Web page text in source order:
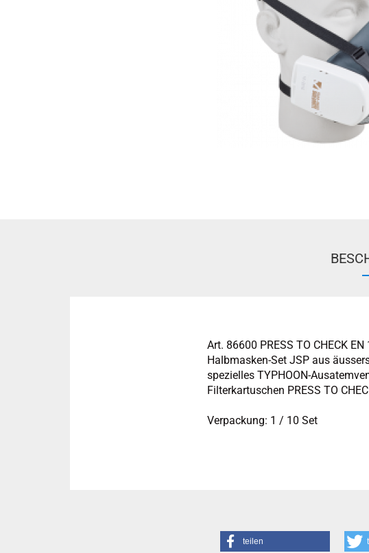
Art. 86600 PRESS TO CHECK EN
Halbmasken-Set JSP aus
spezielles TYPHOON-
Filterkartuschen PRESS TO
Verpackung: 1 / 10 Set
teilen